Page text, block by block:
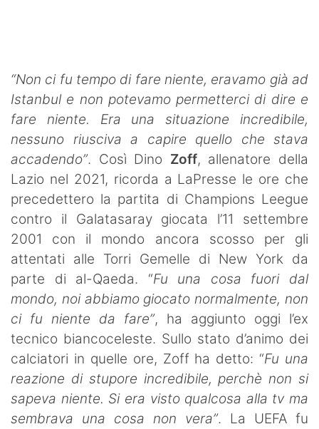
“Non ci fu tempo di fare niente, eravamo già ad
Istanbul e non potevamo permetterci di dire e
fare niente. Era una situazione incredibile,
nessuno riusciva a capire quello che stava
accadendo”. Così Dino Zoff, allenatore della
Lazio nel 2021, ricorda a LaPresse le ore che
precedettero la partita di Champions Leegue
contro il Galatasaray giocata l’11 settembre
2001 con il mondo ancora scosso per gli
attentati alle Torri Gemelle di New York da
parte di al-Qaeda. “Fu una cosa fuori dal
mondo, noi abbiamo giocato normalmente, non
ci fu niente da fare”, ha aggiunto oggi l’ex
tecnico biancoceleste. Sullo stato d’animo dei
calciatori in quelle ore, Zoff ha detto: “Fu una
reazione di stupore incredibile, perchè non si
sapeva niente. Si era visto qualcosa alla tv ma
sembrava una cosa non vera”. La UEFA fu